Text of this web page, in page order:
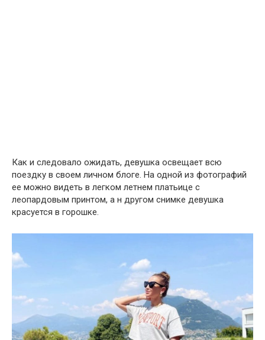
Как и следовало ожидать, девушка освещает всю
поездку в своем личном блоге. На одной из фотографий
ее можно видеть в легком летнем платьице с
леопардовым принтом, а н другом снимке девушка
красуется в горошке.